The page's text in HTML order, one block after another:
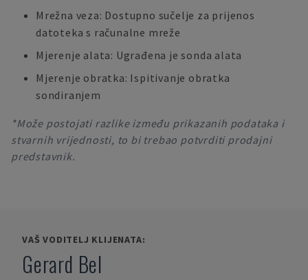
Mrežna veza: Dostupno sučelje za prijenos
datoteka s računalne mreže
Mjerenje alata: Ugrađena je sonda alata
Mjerenje obratka: Ispitivanje obratka
sondiranjem
*Može postojati razlike između prikazanih podataka i
stvarnih vrijednosti, to bi trebao potvrditi prodajni
predstavnik.
VAŠ VODITELJ KLIJENATA:
Gerard Bel